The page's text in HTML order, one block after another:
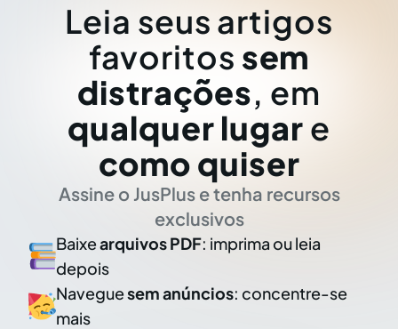
Leia seus artigos
favoritos sem
distrações, em
qualquer lugar e
como quiser
Assine o JusPlus e tenha recursos
exclusivos
Baixearquivos PDF: imprima ou leia
depois
Naveguesem anúncios: concentre-se
mais